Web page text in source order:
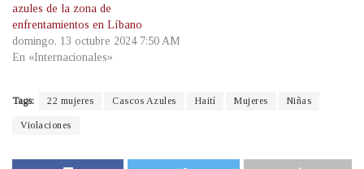
azules de la zona de
enfrentamientos en Líbano
domingo, 13 octubre 2024 7:50 AM
En «Internacionales»
Tags: 22 mujeres Cascos Azules Haití Mujeres Niñas
Violaciones